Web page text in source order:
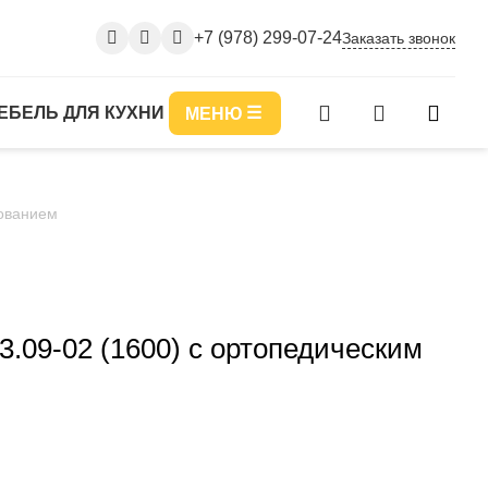
+7 (978) 299-07-24Заказать звонок
ДЛЯ КУХНИ МЕНЮ
02 (1600) с ортопедическим